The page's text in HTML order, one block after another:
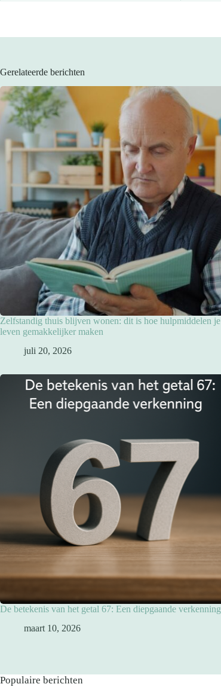
Gerelateerde berichten
Zelfstandig thuis blijven wonen: dit is hoe hulpmiddelen je
leven gemakkelijker maken
juli 20, 2026
De betekenis van het getal 67: Een diepgaande verkenning
maart 10, 2026
Populaire berichten